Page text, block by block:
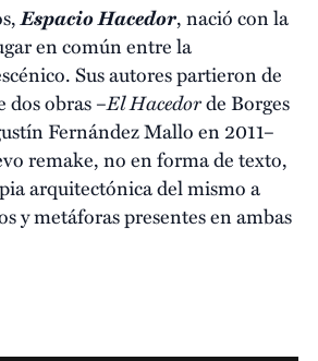
Espacio Hacedor, nació con la
en común entre la
Sus autores partieron de
dos obras –El Hacedorde Borges
Fernández Mallo en 2011–
remake, no en forma de texto,
arquitectónica del mismo a
y metáforas presentes en ambas